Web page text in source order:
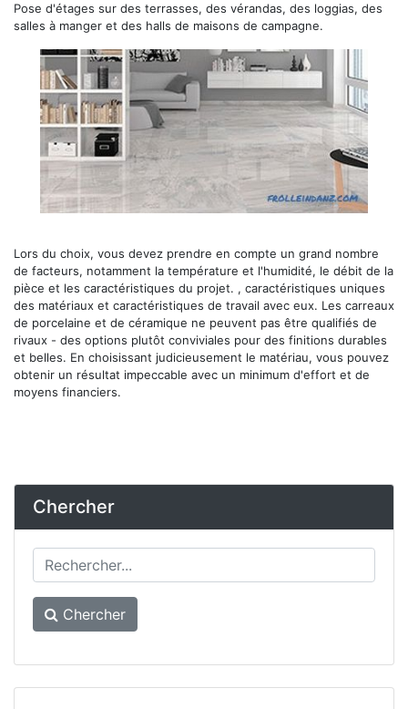
Pose d'étages sur des terrasses, des vérandas, des loggias, des
salles à manger et des halls de maisons de campagne.
Lors du choix, vous devez prendre en compte un grand nombre
de facteurs, notamment la température et l'humidité, le débit de la
pièce et les caractéristiques du projet. , caractéristiques uniques
des matériaux et caractéristiques de travail avec eux. Les carreaux
de porcelaine et de céramique ne peuvent pas être qualifiés de
rivaux - des options plutôt conviviales pour des finitions durables
et belles. En choisissant judicieusement le matériau, vous pouvez
obtenir un résultat impeccable avec un minimum d'effort et de
moyens financiers.
Chercher
Chercher